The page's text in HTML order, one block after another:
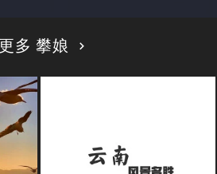
更多 攀娘